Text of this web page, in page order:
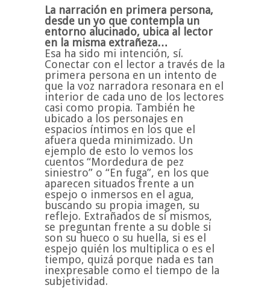
La narración en primera persona,
desde un yo que contempla un
entorno alucinado, ubica al lector
en la misma extrañeza…
Esa ha sido mi intención, sí.
Conectar con el lector a través de la
primera persona en un intento de
que la voz narradora resonara en el
interior de cada uno de los lectores
casi como propia. También he
ubicado a los personajes en
espacios íntimos en los que el
afuera queda minimizado. Un
ejemplo de esto lo vemos los
cuentos “Mordedura de pez
siniestro” o “En fuga”, en los que
aparecen situados frente a un
espejo o inmersos en el agua,
buscando su propia imagen, su
reflejo. Extrañados de sí mismos,
se preguntan frente a su doble si
son su hueco o su huella, si es el
espejo quién los multiplica o es el
tiempo, quizá porque nada es tan
inexpresable como el tiempo de la
subjetividad.